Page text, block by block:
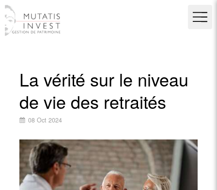
La vérité sur le niveau
de vie des retraités
08 Oct 2024